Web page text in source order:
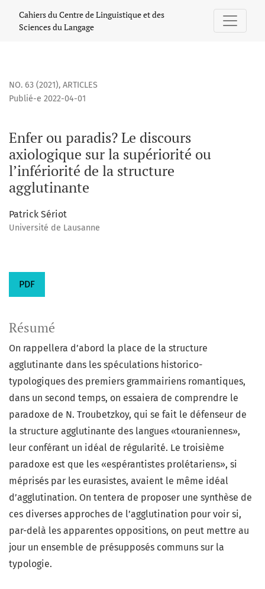
Enfer ou paradis? Le discours axiologique sur la
Cahiers du Centre de Linguistique et des
Sciences du Langage
NO. 63 (2021), ARTICLES
Enfer ou paradis? Le discours
axiologique sur la supériorité ou
l’infériorité de la structure
agglutinante
Publié-e 2022-04-01
Patrick Sériot
Université de Lausanne
PDF
Résumé
On rappellera d’abord la place de la structure
agglutinante dans les spéculations historico-
typologiques des premiers grammairiens romantiques,
dans un second temps, on essaiera de comprendre le
paradoxe de N. Troubetzkoy, qui se fait le défenseur de
la structure agglutinante des langues «touraniennes»,
leur conférant un idéal de régularité. Le troisième
paradoxe est que les «espérantistes prolétariens», si
méprisés par les eurasistes, avaient le même idéal
d’agglutination. On tentera de proposer une synthèse de
ces diverses approches de l’agglutination pour voir si,
par-delà les apparentes oppositions, on peut mettre au
jour un ensemble de présupposés communs sur la
typologie.